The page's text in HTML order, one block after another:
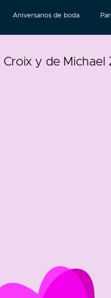
Aniversarios de boda
y de Michael